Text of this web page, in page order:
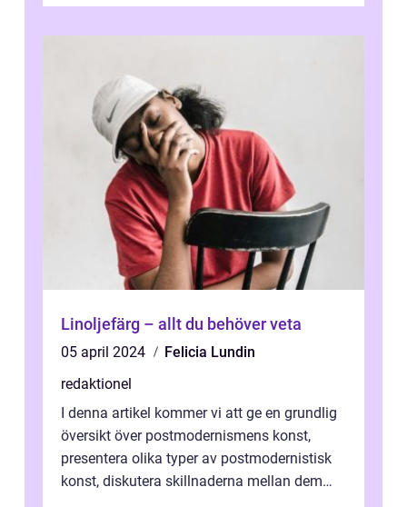
Linoljefärg – allt du behöver veta
05 april 2024
Felicia Lundin
redaktionel
I denna artikel kommer vi att ge en grundlig
översikt över postmodernismens konst,
presentera olika typer av postmodernistisk
konst, diskutera skillnaderna mellan dem